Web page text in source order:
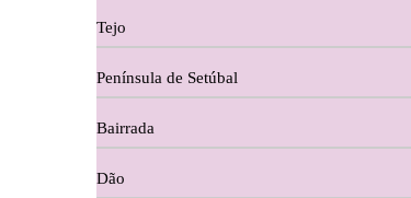
Caves de São João - Bairrada
Charcutaria
Copos e Decanter
Cortes De Reguengo Douro
Tejo
Península de Setúbal
Bairrada
Dão